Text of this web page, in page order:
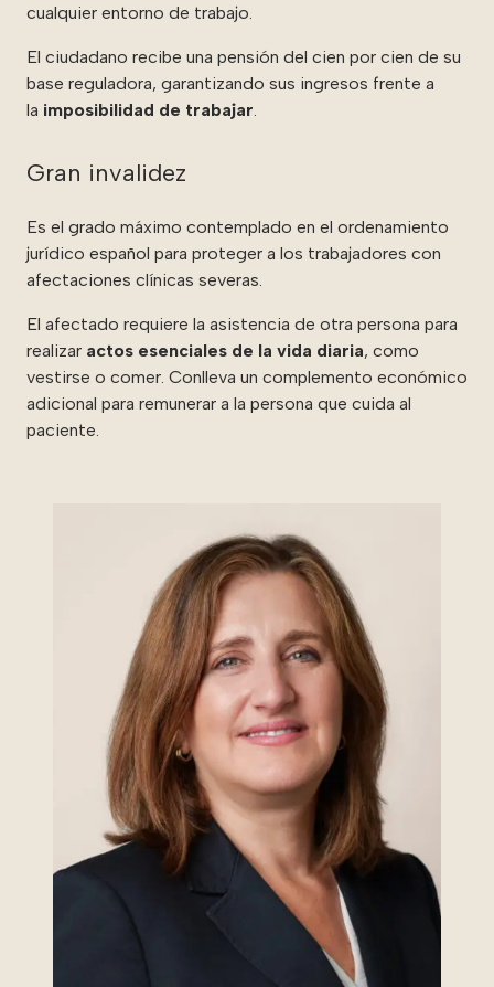
cualquier entorno de trabajo.
El ciudadano recibe una pensión del cien por cien de su
base reguladora, garantizando sus ingresos frente a
la imposibilidad de trabajar
Gran invalidez
Es el grado máximo contemplado en el ordenamiento
jurídico español para proteger a los trabajadores con
afectaciones clínicas severas.
El afectado requiere la asistencia de otra persona para
realizar actos esenciales de la vida diaria, como
vestirse o comer. Conlleva un complemento económico
adicional para remunerar a la persona que cuida al
paciente.